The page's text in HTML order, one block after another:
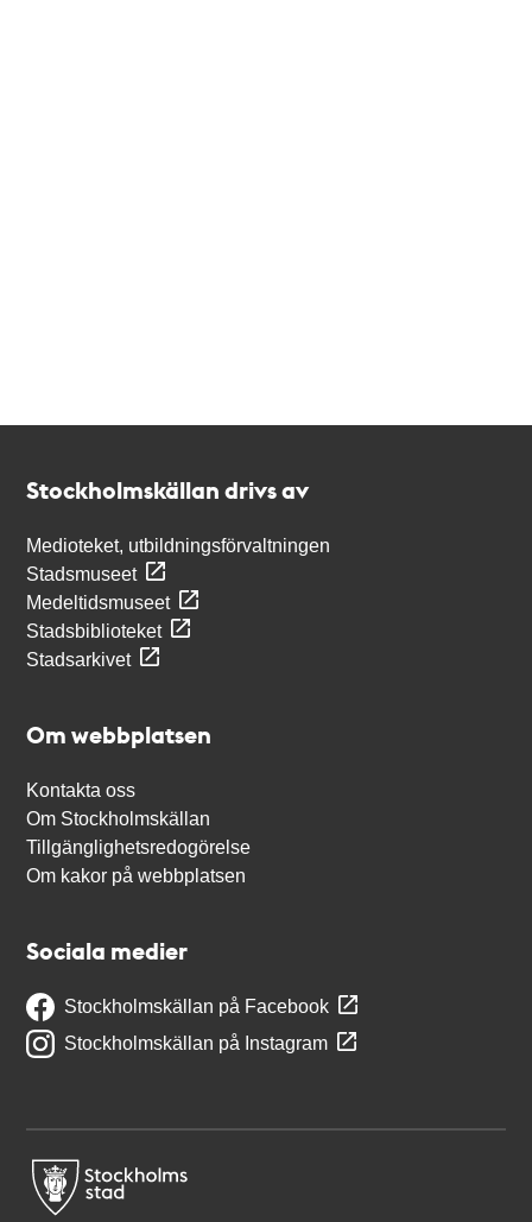
Stockholmskällan drivs av
Medioteket, utbildningsförvaltningen
Stadsmuseet
Medeltidsmuseet
Stadsbiblioteket
Stadsarkivet
Om webbplatsen
Kontakta oss
Om Stockholmskällan
Tillgänglighetsredogörelse
Om kakor på webbplatsen
Sociala medier
Stockholmskällan på Facebook
Stockholmskällan på Instagram